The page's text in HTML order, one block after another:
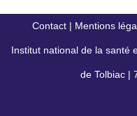
Contact | Mentions
Institut national de la santé
de Tolbiac |